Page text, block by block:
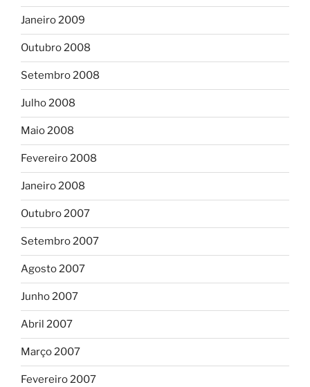
Janeiro 2009
Outubro 2008
Setembro 2008
Julho 2008
Maio 2008
Fevereiro 2008
Janeiro 2008
Outubro 2007
Setembro 2007
Agosto 2007
Junho 2007
Abril 2007
Março 2007
Fevereiro 2007